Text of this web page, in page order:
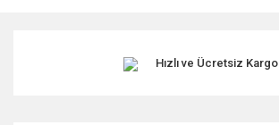
Hızlı ve Ücretsiz Kargo